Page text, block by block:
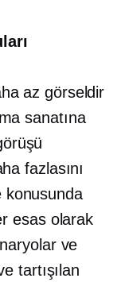
az görseldir
sanatına
fazlasını
konusunda
esas olarak
ve
tartışılan